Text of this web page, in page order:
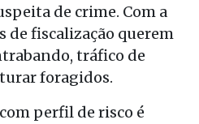
de crime. Com a
de fiscalização querem
tráfico de
foragidos.
perfil de risco é